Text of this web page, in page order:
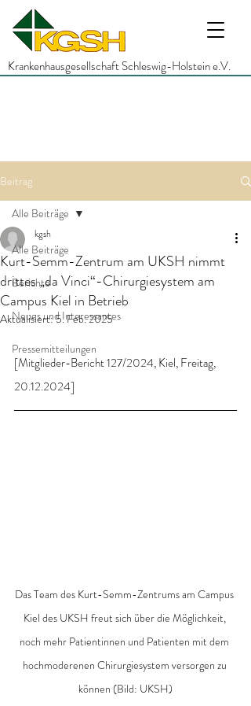
Krankenhausgesellschaft Schleswig-Holstein e.V.
Beitrag
Alle Beiträge
Berichte
Neues und Interessantes
Pressemitteilungen
Alle Beiträge
Kurt-Semm-Zentrum am UKSH nimmt
drittes „da Vinci“-Chirurgiesystem am
Campus Kiel in Betrieb
kgsh
Aktualisiert:5. Feb. 2025
[Mitglieder-Bericht 127/2024, Kiel, Freitag,
20.12.2024]
Das Team des Kurt-Semm-Zentrums am Campus
Kiel des UKSH freut sich über die Möglichkeit,
noch mehr Patientinnen und Patienten mit dem
hochmoderenen Chirurgiesystem versorgen zu
können (Bild: UKSH)